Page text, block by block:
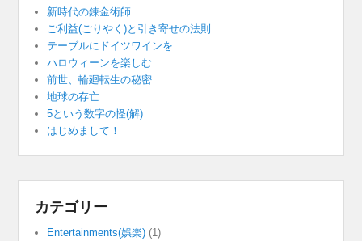
新時代の錬金術師
ご利益(ごりやく)と引き寄せの法則
テーブルにドイツワインを
ハロウィーンを楽しむ
前世、輪廻転生の秘密
地球の存亡
5という数字の怪(解)
はじめまして！
カテゴリー
Entertainments(娯楽) (1)